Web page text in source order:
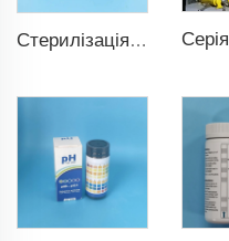
Стерилізація води TCCA хлорова таблетка